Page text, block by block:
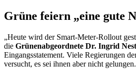
Grüne feiern „eine gute
„Heute wird der Smart-Meter-Rollout
die Grünenabgeordnete Dr. Ingrid
Eingangsstatement. Viele Regierungen
versucht, es sei ihnen aber nicht gelungen.